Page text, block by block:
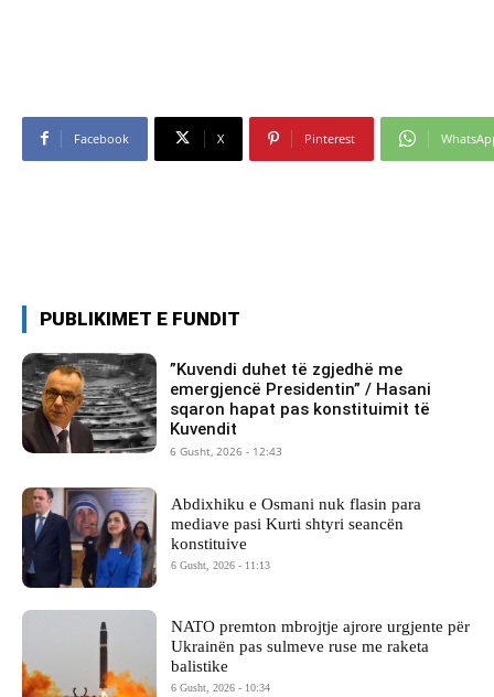
Facebook X Pinterest
PUBLIKIMET E FUNDIT
​”Kuvendi duhet të zgjedhë me
emergjencë Presidentin” / Hasani
sqaron hapat pas konstituimit të
Kuvendit
6 Gusht, 2026 - 12:43
Abdixhiku e Osmani nuk flasin para
mediave pasi Kurti shtyri seancën
konstituive
6 Gusht, 2026 - 11:13
NATO premton mbrojtje ajrore urgjente për
Ukrainën pas sulmeve ruse me raketa
balistike
6 Gusht, 2026 - 10:34